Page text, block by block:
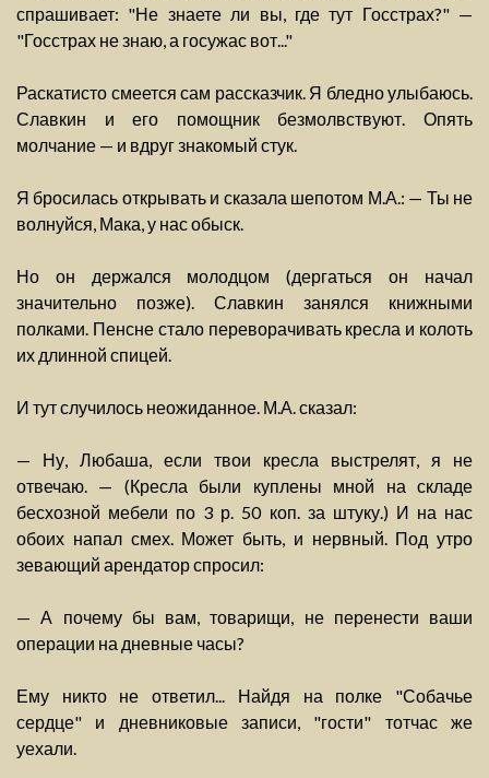
спрашивает: "Не знаете ли вы, где тут Госстрах?" —
"Госстрах не знаю, а госужас вот..."
Раскатисто смеется сам рассказчик. Я бледно улыбаюсь.
Славкин и его помощник безмолвствуют. Опять
молчание — и вдруг знакомый стук.
Я бросилась открывать и сказала шепотом М.А.: — Ты не
волнуйся, Мака, у нас обыск.
Но он держался молодцом (дергаться он начал
значительно позже). Славкин занялся книжными
полками. Пенсне стало переворачивать кресла и колоть
их длинной спицей.
И тут случилось неожиданное. М.А. сказал:
— Ну, Любаша, если твои кресла выстрелят, я не
отвечаю. — (Кресла были куплены мной на складе
бесхозной мебели по 3 р. 50 коп. за штуку.) И на нас
обоих напал смех. Может быть, и нервный. Под утро
зевающий арендатор спросил:
— А почему бы вам, товарищи, не перенести ваши
операции на дневные часы?
Ему никто не ответил... Найдя на полке "Собачье
сердце" и дневниковые записи, "гости" тотчас же
уехали.